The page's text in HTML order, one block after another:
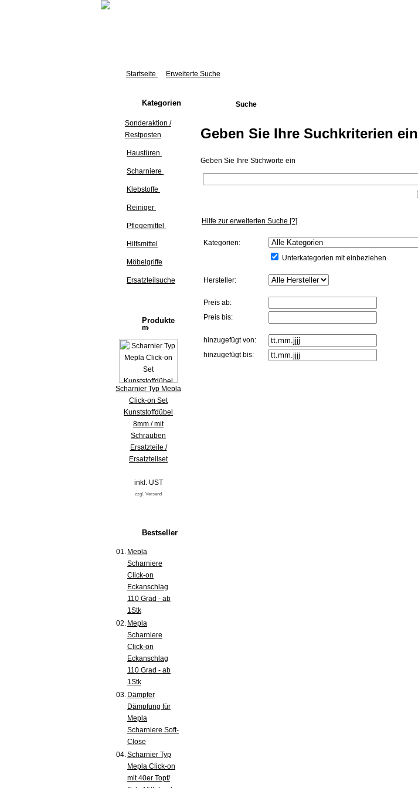
Startseite Erweiterte Suche
Kategorien
Sonderaktion /
Restposten
Haustüren
Scharniere
Klebstoffe
Reiniger
Pflegemittel
Hilfsmittel
Möbelgriffe
Ersatzteilsuche
Produkte
Scharnier Typ Mepla
Click-on Set
Kunststoffdübel
8mm / mit
Schrauben
Ersatzteile /
Ersatzteilset
inkl. UST
zzgl. Versand
Bestseller
01. Mepla
Scharniere
Click-on
Eckanschlag
110 Grad - ab
1Stk
02. Mepla
Scharniere
Click-on
Eckanschlag
110 Grad - ab
1Stk
03. Dämpfer
Dämpfung für
Mepla
Scharniere Soft-
Close
04.Scharnier Typ
Mepla Click-on
mit 40er Topf/
Suche
Geben Sie Ihre Suchkriterien ein
Geben Sie Ihre Stichworte ein
Hilfe zur erweiterten Suche [?]
Kategorien:
Unterkategorien mit einbeziehen
Hersteller:
Preis ab:
Preis bis:
hinzugefügt von:
hinzugefügt bis: